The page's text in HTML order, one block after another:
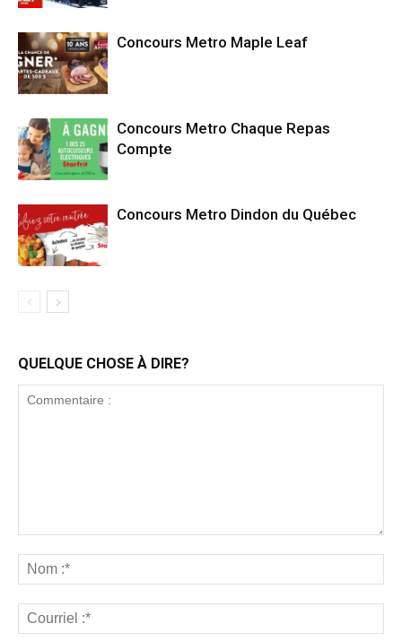
Concours Metro Maple Leaf
Concours Metro Chaque Repas
Compte
Concours Metro Dindon du Québec
QUELQUE CHOSE À DIRE?